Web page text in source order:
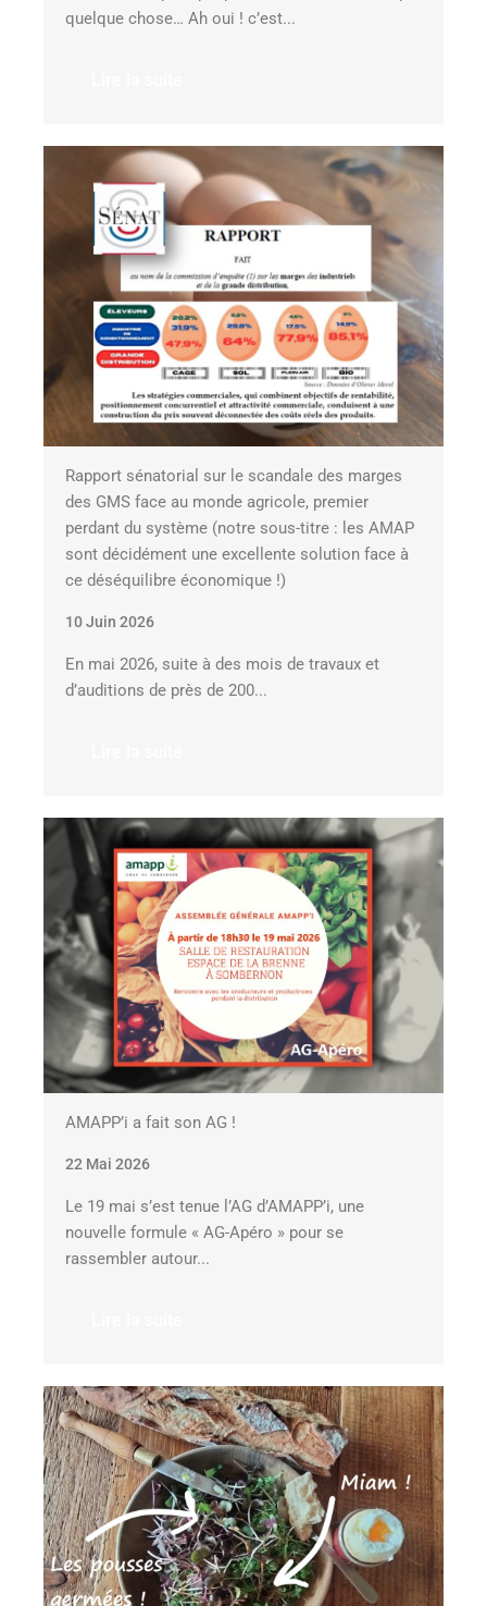
quelque chose… Ah oui ! c’est...
Rapport sénatorial sur le scandale des marges
des GMS face au monde agricole, premier
perdant du système (notre sous-titre : les AMAP
sont décidément une excellente solution face à
ce déséquilibre économique !)
10 Juin 2026
En mai 2026, suite à des mois de travaux et
d’auditions de près de 200...
AMAPP’i a fait son AG !
22 Mai 2026
Le 19 mai s’est tenue l’AG d’AMAPP’i, une
nouvelle formule « AG-Apéro » pour se
rassembler autour...